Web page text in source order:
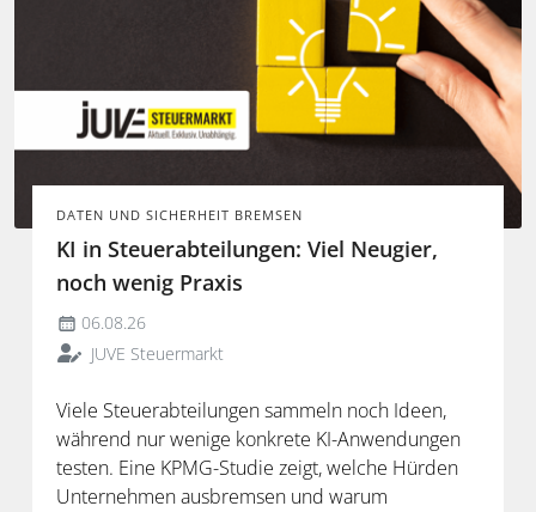
DATEN UND SICHERHEIT BREMSEN
KI in Steuerabteilungen: Viel Neugier,
noch wenig Praxis
06.08.26
JUVE Steuermarkt
Viele Steuerabteilungen sammeln noch Ideen,
während nur wenige konkrete KI-Anwendungen
testen. Eine KPMG-Studie zeigt, welche Hürden
Unternehmen ausbremsen und warum